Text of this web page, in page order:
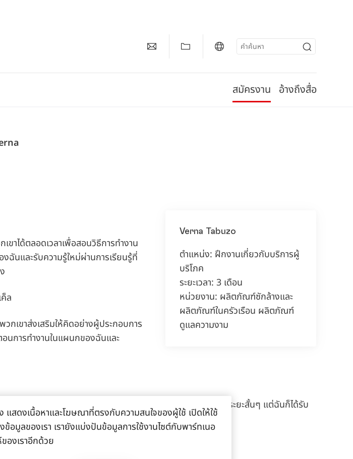
150 ปีของเฮงเค็ล
150 ปีแห่งจิตวิญญาณของการบุกเบิก
สะท้อนถึงการขับเคลื่อนความก้าวหน้าด้วยเป้า
หมายที่มั่นคง ที่เฮงเค็ล เราเปลี่ยนความ
เปลี่ยนแปลงให้กลายเป็นโอกาส ขับเคลื่อน
สมัครงาน อ้างถึงสื่อ
Verna Tabuzo
ตำแหน่ง: ฝึกงานเกี่ยวกับบริการผู้
บริโภค
ระยะเวลา: 3 เดือน
หน่วยงาน: ผลิตภัณฑ์ซักล้างและ
ผลิตภัณฑ์ในครัวเรือน ผลิตภัณฑ์
ดูแลความงาม
ได้ตลอดเวลาเพื่อสอนวิธีการทำงาน
นและรับความรู้ใหม่ผ่านการเรียนรู้ที่
ล
เขาส่งเสริมให้คิดอย่างผู้ประกอบการ
นการทำงานในแผนกของฉันและ
ฏิบัติต่อฉันแหมือนเป็นส่วนหนึ่งของครอบครัว แม้จะมาฝึกงานแค่ระยะสั้นๆ แต่ฉันก็ได้รับ
สนุนให้ฉันพัฒนาทักษะการทำงานอีกด้วย
แสดงเนื้อหาและโฆษณาที่ตรงกับความสนใจของผู้ใช้ เปิดให้ใช้
อมูลของเรา เรายังแบ่งปันข้อมูลการใช้งานไซต์กับพาร์ทเนอ
องเราอีกด้วย